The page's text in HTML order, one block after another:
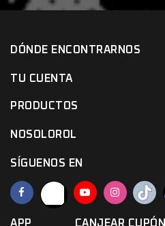
DÓNDE ENCONTRARNOS
TU CUENTA
PRODUCTOS
NOSOLOROL
SÍGUENOS EN
APP CANJEAR CUPÓN